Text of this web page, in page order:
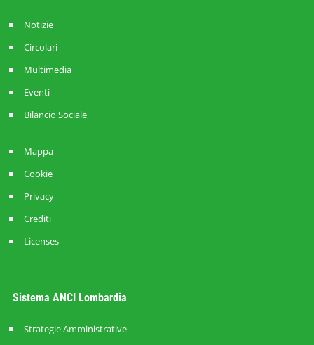
Notizie
Circolari
Multimedia
Eventi
Bilancio Sociale
Mappa
Cookie
Privacy
Crediti
Licenses
Sistema ANCI Lombardia
Strategie Amministrative